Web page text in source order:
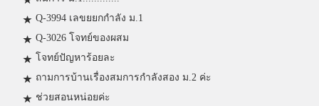
Q-3994 เลขยยกกำลัง ม.1
Q-3026 โจทย์ของผสม
โจทย์ปัญหาร้อยละ
ถามการบ้านเรื่องสมการกำลังสอง ม.2 ค่ะ
ช่วยสอนหน่อยค่ะ